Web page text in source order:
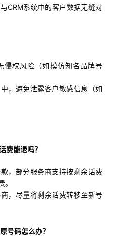
CRM系统中的客户数据无缝对
侵权风险（如模仿知名品牌号
，避免泄露客户敏感信息（如
费能退吗？
，部分服务商支持按剩余话费
，尽量将剩余话费转移至新号
号码怎么办？